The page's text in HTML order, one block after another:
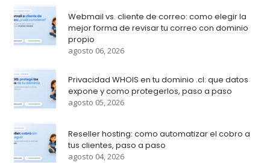
Webmail vs. cliente de correo: como elegir la
mejor forma de revisar tu correo con dominio
propio
agosto 06, 2026
Privacidad WHOIS en tu dominio .cl: que datos
expone y como protegerlos, paso a paso
agosto 05, 2026
Reseller hosting: como automatizar el cobro a
tus clientes, paso a paso
agosto 04, 2026